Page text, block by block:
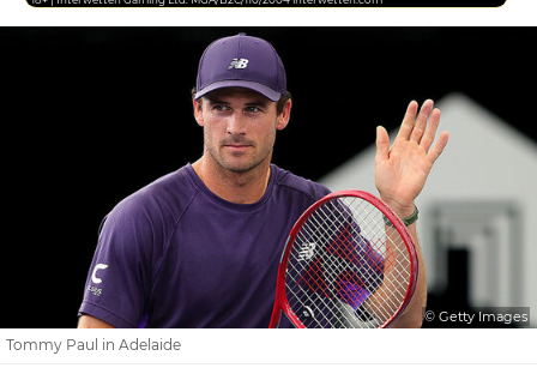
© Getty Images
Tommy Paul in Adelaide